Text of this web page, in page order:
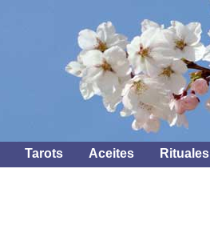
Tarots Aceites Rituales